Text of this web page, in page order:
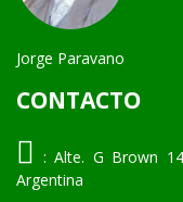
Jorge Paravano
CONTACTO
: Alte. G Brown
Argentina